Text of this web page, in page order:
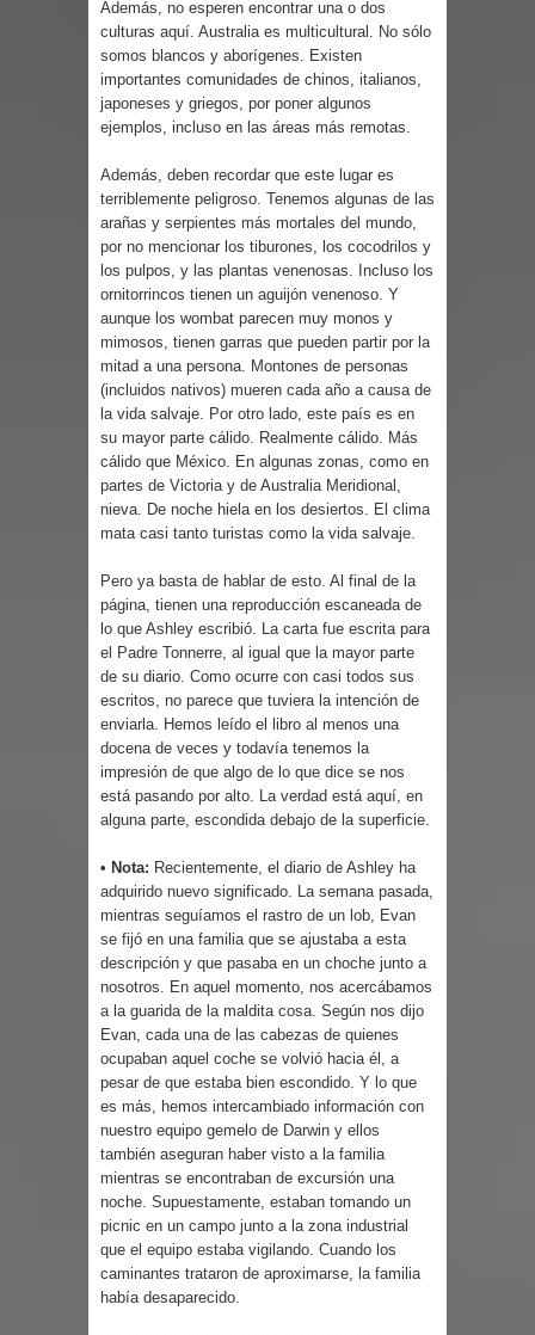
Además, no esperen encontrar una o dos
culturas aquí. Australia es multicultural. No sólo
somos blancos y aborígenes. Existen
importantes comunidades de chinos, italianos,
japoneses y griegos, por poner algunos
ejemplos, incluso en las áreas más remotas.
Además, deben recordar que este lugar es
terriblemente peligroso. Tenemos algunas de las
arañas y serpientes más mortales del mundo,
por no mencionar los tiburones, los cocodrilos y
los pulpos, y las plantas venenosas. Incluso los
ornitorrincos tienen un aguijón venenoso. Y
aunque los wombat parecen muy monos y
mimosos, tienen garras que pueden partir por la
mitad a una persona. Montones de personas
(incluidos nativos) mueren cada año a causa de
la vida salvaje. Por otro lado, este país es en
su mayor parte cálido. Realmente cálido. Más
cálido que México. En algunas zonas, como en
partes de Victoria y de Australia Meridional,
nieva. De noche hiela en los desiertos. El clima
mata casi tanto turistas como la vida salvaje.
Pero ya basta de hablar de esto. Al final de la
página, tienen una reproducción escaneada de
lo que Ashley escribió. La carta fue escrita para
el Padre Tonnerre, al igual que la mayor parte
de su diario. Como ocurre con casi todos sus
escritos, no parece que tuviera la intención de
enviarla. Hemos leído el libro al menos una
docena de veces y todavía tenemos la
impresión de que algo de lo que dice se nos
está pasando por alto. La verdad está aquí, en
alguna parte, escondida debajo de la superficie.
• Nota: Recientemente, el diario de Ashley ha
adquirido nuevo significado. La semana pasada,
mientras seguíamos el rastro de un lob, Evan
se fijó en una familia que se ajustaba a esta
descripción y que pasaba en un choche junto a
nosotros. En aquel momento, nos acercábamos
a la guarida de la maldita cosa. Según nos dijo
Evan, cada una de las cabezas de quienes
ocupaban aquel coche se volvió hacia él, a
pesar de que estaba bien escondido. Y lo que
es más, hemos intercambiado información con
nuestro equipo gemelo de Darwin y ellos
también aseguran haber visto a la familia
mientras se encontraban de excursión una
noche. Supuestamente, estaban tomando un
picnic en un campo junto a la zona industrial
que el equipo estaba vigilando. Cuando los
caminantes trataron de aproximarse, la familia
había desaparecido.